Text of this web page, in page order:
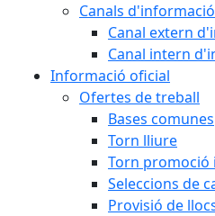
Canals d'informació
Canal extern
Canal intern
Informació oficial
Ofertes de treball
Bases comunes
Torn lliure
Torn promoció
Seleccions de
Provisió de